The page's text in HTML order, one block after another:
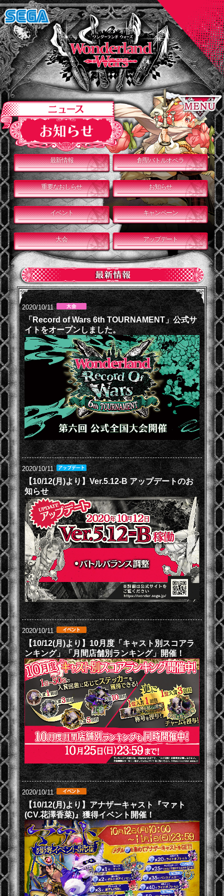
最新情報 創聖バトルオペラ
重要なおしらせ お知らせ
イベント キャンペーン
大会 アップデート
2020/10/11
「Record of Wars 6th TOURNAMENT」公式サ
イトをオープンしました。
2020/10/11
【10/12(月)より】Ver.5.12-B アップデートのお
知らせ
2020/10/11
【10/12(月)より】10月度「キャスト別スコアラ
ンキング」「月間店舗別ランキング」開催！
2020/10/11
【10/12(月)より】アナザーキャスト『マァト
(CV.花澤香菜)』獲得イベント開催！